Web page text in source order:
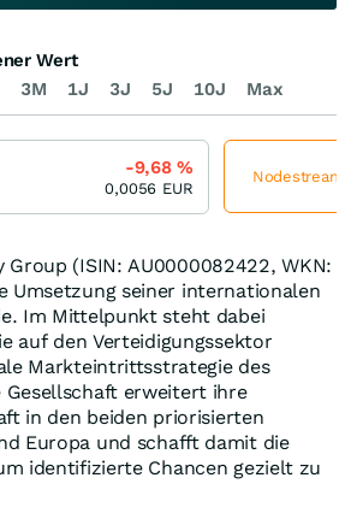
Group (ISIN: AU0000082422, WKN:
Umsetzung seiner internationalen
Im Mittelpunkt steht dabei
auf den Verteidigungssektor
Markteintrittsstrategie des
Gesellschaft erweitert ihre
in den beiden priorisierten
Europa und schafft damit die
identifizierte Chancen gezielt zu
3M 1J 3J 5J 10J Max
Wert
-9,68%
0,0056 EUR
Nodestream